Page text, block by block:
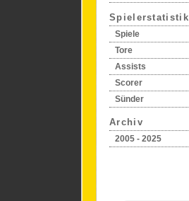
Spielerstatistik
Spiele
Tore
Assists
Scorer
Sünder
Archiv
2005 - 2025